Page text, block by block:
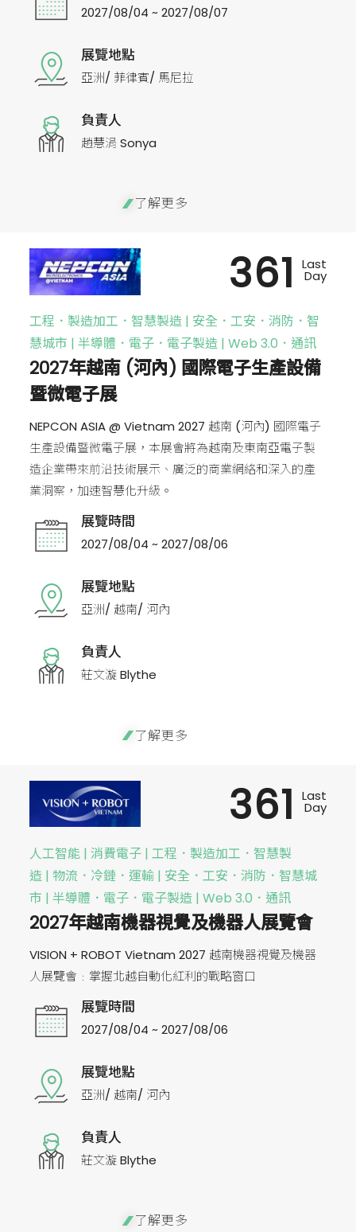
2027/08/04 ~ 2027/08/07
展覽地點
亞洲/ 菲律賓/ 馬尼拉
負責人
趙慧涓 Sonya
了解更多
工程．製造加工．智慧製造 | 安全．工安．消防．智
慧城市 | 半導體．電子．電子製造 | Web 3.0．通訊
2027年越南 (河內) 國際電子生產設備
暨微電子展
NEPCON ASIA @ Vietnam 2027 越南 (河內) 國際電子
生產設備暨微電子展，本展會將為越南及東南亞電子製
造企業帶來前沿技術展示、廣泛的商業網絡和深入的產
業洞察，加速智慧化升級。
展覽時間
2027/08/04 ~ 2027/08/06
展覽地點
亞洲/ 越南/ 河內
負責人
莊文漩 Blythe
361 Last
Day
了解更多
人工智能 | 消費電子 | 工程．製造加工．智慧製
造 | 物流．冷鏈．運輸 | 安全．工安．消防．智慧城
市 | 半導體．電子．電子製造 | Web 3.0．通訊
2027年越南機器視覺及機器人展覽會
VISION + ROBOT Vietnam 2027 越南機器視覺及機器
人展覽會﹕掌握北越自動化紅利的戰略窗口
展覽時間
2027/08/04 ~ 2027/08/06
展覽地點
亞洲/ 越南/ 河內
負責人
莊文漩 Blythe
361 Last
Day
了解更多